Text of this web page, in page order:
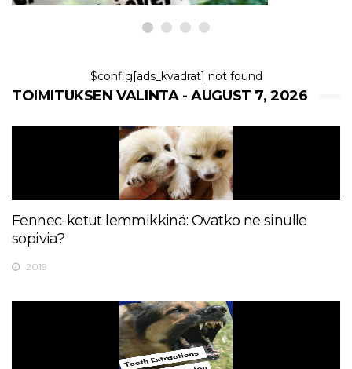
$config[ads_kvadrat] not found
TOIMITUKSEN VALINTA - AUGUST 7, 2026
Fennec-ketut lemmikkinä: Ovatko ne sinulle
sopivia?
2019